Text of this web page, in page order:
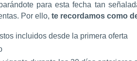
para esta fecha tan
Por ello,te recordamos como
incluidos desde la primera oferta